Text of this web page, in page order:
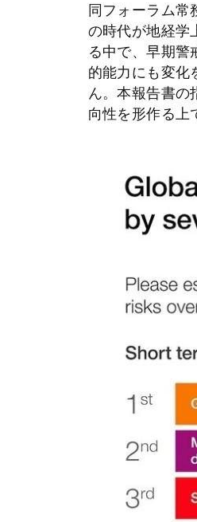
同フォーラム
の時代が地経学
る中で、早期警
的能力にも変化
ん。本報告書の
向性を形作る上